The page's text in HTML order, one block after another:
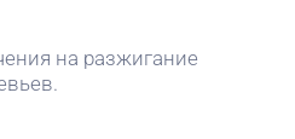
на разжигание